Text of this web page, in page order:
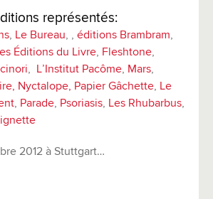
représentés:
, Le Bureau, , éditions Brambram,
Éditions du Livre, Fleshtone,
Icinori, L’Institut Pacôme, Mars,
Nyctalope, Papier Gâchette, Le
, Parade, Psoriasis, Les Rhubarbus,
2012 à Stuttgart…